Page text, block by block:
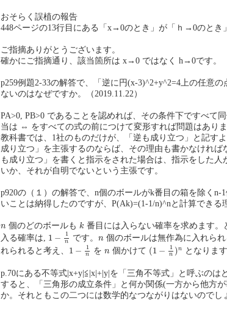
おそらく誤植の報告
448ページの13行目にある「x→0のとき」が「ｈ→0のとき
ご指摘ありがとうございます。
確かにご指摘通り、該当箇所は x→0 ではなく h→0です。
p259例題2-33の解答で、「逆に円(x-3)^2+y^2=4上の任意
ないのはなぜですか。（2019.11.22）
PA>0, PB>0 であることを認めれば、その条件下ですべて
当は ⇔ をすべての式の前につけて変形すれば問題はありま
教科書では、1社のものだけが、「逆も成り立つ」と記す
成り立つ」を主張するのならば、その理由も書かなければ
も成り立つ」を書くと指示をされた場合は、指示をした人
いか、それが自明でないという主張です。
p920の（１）の解答で、n個のボールがk番目の箱を除くn-
いことは納得したのですが、P(Ak)=(1-1/n)^nと計算できる
n
n 個のどのボールも k
k 番目には入らない確率を求めます。
入る確率は, 1 − 1
n
1 n
です。 n
n個のボールは無作為に入れら
れられると考え、 1 − 1
n
1 n
を n
n個かけて (1 − 1
n )n
(1 −1n) n
となります
p.70にある不等式|x+y|≦|x|+|y|を「三角不等式」と呼ぶのは
すると、「三角形の成立条件」と何か関係(一方から他方
か。それともこの二つには数学的なつながりはないのでし